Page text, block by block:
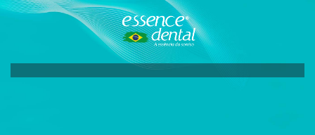
Pular
para
o
conteúdo